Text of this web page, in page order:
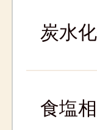
炭水
食塩